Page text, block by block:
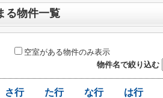
る物件一覧
空室がある物件のみ表示
物件名で絞り込む
さ行 た行 な行 は行